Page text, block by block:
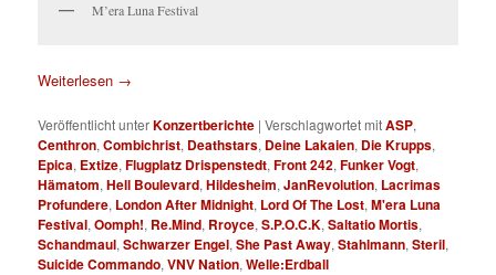
M’era Luna Festival
Weiterlesen →
Veröffentlicht unterKonzertberichte |Verschlagwortet mitASP,
Centhron,Combichrist, Deathstars, Deine Lakaien, Die Krupps,
Epica, Extize,Flugplatz Drispenstedt,Front 242,Funker Vogt,
Hämatom,Hell Boulevard,Hildesheim,JanRevolution, Lacrimas
Profundere, London After Midnight, Lord Of The Lost,M'era Luna
Festival,Oomph!, Re.Mind, Rroyce,S.P.O.C.K,Saltatio Mortis,
Schandmaul,Schwarzer Engel,She Past Away,Stahlmann,Steril,
Suicide Commando,VNV Nation,Welle:Erdball